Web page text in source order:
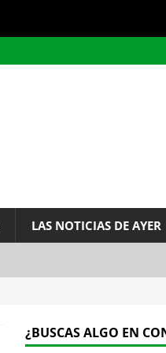
LAS NOTICIAS DE AYER
¿BUSCAS ALGO EN